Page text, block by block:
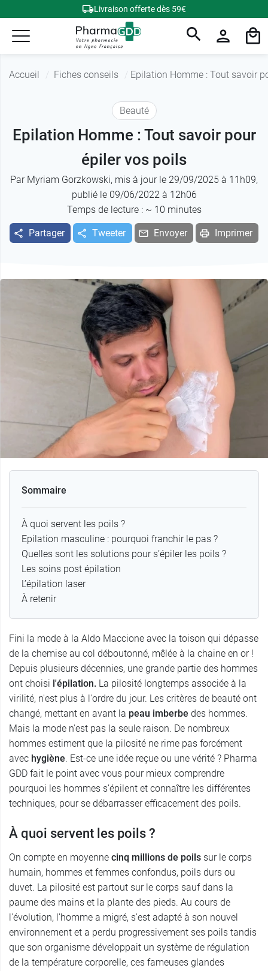
Livraison offerte dès 59€
Accueil Fiches conseils Epilation Homme : Tout savoir
Beauté
Epilation Homme : Tout savoir pour
épiler vos poils
Par Myriam Gorzkowski, mis à jour le 29/09/2025 à 11h09,
publié le 09/06/2022 à 12h06
Temps de lecture : ~ 10 minutes
Partager Tweeter Envoyer Imprimer
Sommaire
À quoi servent les poils ?
Epilation masculine : pourquoi franchir le pas ?
Quelles sont les solutions pour s’épiler les poils ?
Les soins post épilation
L’épilation laser
À retenir
Fini la mode à la Aldo Maccione avec la toison qui dépasse
de la chemise au col déboutonné, mêlée à la chaine en or !
Depuis plusieurs décennies, une grande partie des hommes
ont choisi l'épilation. La pilosité longtemps associée à la
virilité, n'est plus à l'ordre du jour. Les critères de beauté ont
changé, mettant en avant la peau imberbe des hommes.
Mais la mode n'est pas la seule raison. De nombreux
hommes estiment que la pilosité ne rime pas forcément
avec hygiène. Est-ce une idée reçue ou une vérité ? Pharma
GDD fait le point avec vous pour mieux comprendre
pourquoi les hommes s’épilent et connaître les différentes
techniques, pour se débarrasser efficacement des poils.
À quoi servent les poils ?
On compte en moyenne cinq millions de poils sur le corps
humain, hommes et femmes confondus, poils durs ou
duvet. La pilosité est partout sur le corps sauf dans la
paume des mains et la plante des pieds. Au cours de
l'évolution, l’homme a migré, s'est adapté à son nouvel
environnement et a perdu progressivement ses poils tandis
que son organisme développait un système de régulation
de la température corporelle, ces fameuses glandes